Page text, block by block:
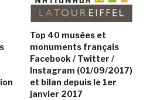
Top 40 musées et
monuments français
Facebook / Twitter /
Instagram (01/09/2017)
et bilan depuis le 1er
janvier 2017